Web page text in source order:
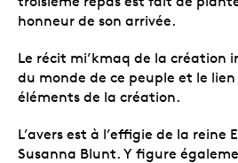
honneur de son arrivée.
Le récit mi’kmaq de la création
du monde de ce peuple et le
éléments de la création.
L’avers est à l’effigie de la reine
Susanna Blunt. Y figure